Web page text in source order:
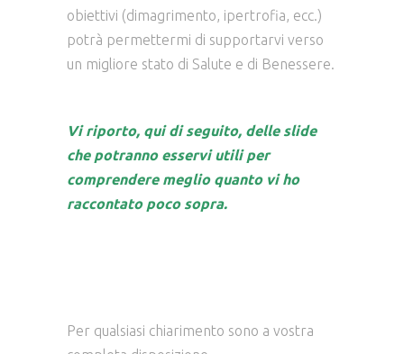
obiettivi (dimagrimento, ipertrofia, ecc.)
potrà permettermi di supportarvi verso
un migliore stato di Salute e di Benessere.
Vi riporto, qui di seguito, delle slide
che potranno esservi utili per
comprendere meglio quanto vi ho
raccontato poco sopra.
Per qualsiasi chiarimento sono a vostra